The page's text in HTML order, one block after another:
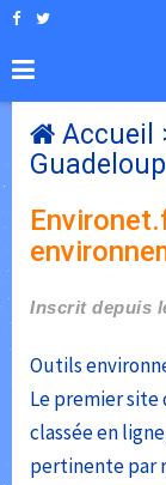
Accueil
Inscrit depuis
Outils
Le premier
classée en
pertinente par